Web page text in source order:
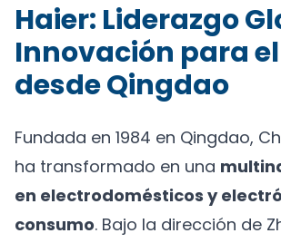
Haier: Liderazgo
Innovación para
desde Qingdao
Fundada en 1984 en Qingdao,
ha transformado en una
en electrodomésticos y
consumo. Bajo la dirección de